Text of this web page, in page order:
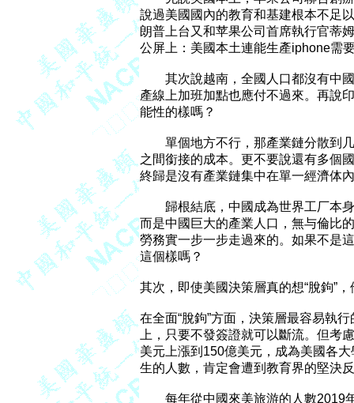
說過美國國內的教育和基建根本不足
朗普上台又和苹果公司首席執行官蒂
公屏上：美國本土連能生產iphone需
產線上加班加點也應付不過來。再說
能性的樣嗎？
之間銜接的成本。更不要說還有多個
終歸是沒有產業鏈集中在單一經濟体
而是中國巨大的產業人口，無与倫比
勞務實一步一步走過來的。如果不是
這個樣嗎？
其次，即使美國決策層真的想“脫鉤”
在全面“脫鉤”方面，決策層最容易執
上，只要不發簽證就可以斷流。但考
美元上漲到150億美元，成為美國各
生的人數，肯定會遭到教育界的堅決